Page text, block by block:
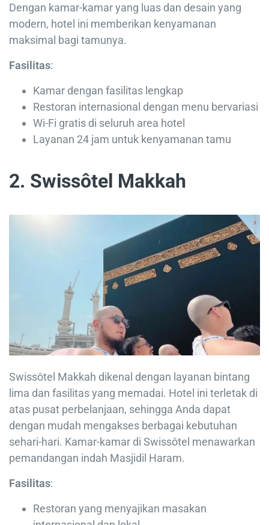
Dengan kamar-kamar yang luas dan desain yang
modern, hotel ini memberikan kenyamanan
maksimal bagi tamunya.
Fasilitas:
Kamar dengan fasilitas lengkap
Restoran internasional dengan menu bervariasi
Wi-Fi gratis di seluruh area hotel
Layanan 24 jam untuk kenyamanan tamu
2. Swissôtel Makkah
Swissôtel Makkah dikenal dengan layanan bintang
lima dan fasilitas yang memadai. Hotel ini terletak di
atas pusat perbelanjaan, sehingga Anda dapat
dengan mudah mengakses berbagai kebutuhan
sehari-hari. Kamar-kamar di Swissôtel menawarkan
pemandangan indah Masjidil Haram.
Fasilitas:
Restoran yang menyajikan masakan